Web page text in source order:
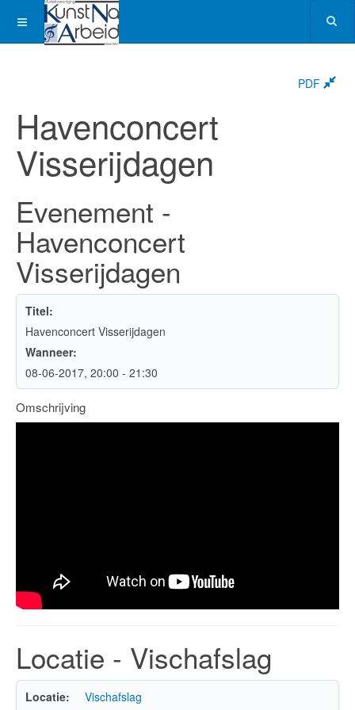
PDF
Havenconcert
Visserijdagen
Evenement -
Havenconcert
Visserijdagen
Titel:
Havenconcert Visserijdagen
Wanneer:
08-06-2017, 20:00 - 21:30
Omschrijving
Locatie - Vischafslag
Locatie:
Vischafslag